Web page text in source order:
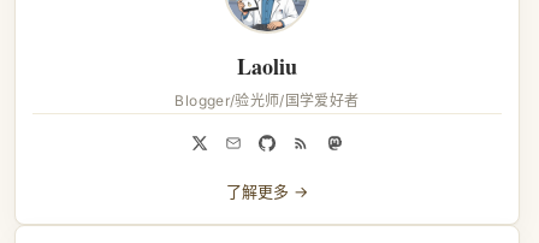
Laoliu
Blogger/验光师/国学爱好者
了解更多 →